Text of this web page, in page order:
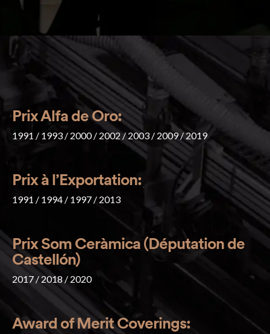
Prix Alfa de Oro:
1991 / 1993 / 2000 / 2002 / 2003 / 2009 / 2019
Prix à l’Exportation:
1991 / 1994 / 1997 / 2013
Prix Som Ceràmica (Députation de
Castellón)
2017 / 2018 / 2020
Award of Merit Coverings: